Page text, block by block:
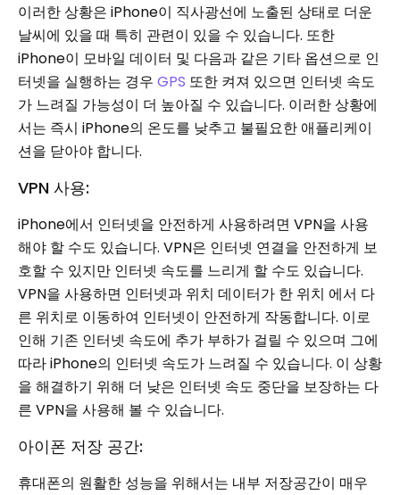
이러한 상황은 iPhone이 직사광선에 노출된 상태로 더운
날씨에 있을 때 특히 관련이 있을 수 있습니다. 또한
iPhone이 모바일 데이터 및 다음과 같은 기타 옵션으로 인
터넷을 실행하는 경우 GPS 또한 켜져 있으면 인터넷 속도
가 느려질 가능성이 더 높아질 수 있습니다. 이러한 상황에
서는 즉시 iPhone의 온도를 낮추고 불필요한 애플리케이
션을 닫아야 합니다.
VPN 사용:
iPhone에서 인터넷을 안전하게 사용하려면 VPN을 사용
해야 할 수도 있습니다. VPN은 인터넷 연결을 안전하게 보
호할 수 있지만 인터넷 속도를 느리게 할 수도 있습니다.
VPN을 사용하면 인터넷과 위치 데이터가 한 위치 에서 다
른 위치로 이동하여 인터넷이 안전하게 작동합니다. 이로
인해 기존 인터넷 속도에 추가 부하가 걸릴 수 있으며 그에
따라 iPhone의 인터넷 속도가 느려질 수 있습니다. 이 상황
을 해결하기 위해 더 낮은 인터넷 속도 중단을 보장하는 다
른 VPN을 사용해 볼 수 있습니다.
아이폰 저장 공간:
휴대폰의 원활한 성능을 위해서는 내부 저장공간이 매우